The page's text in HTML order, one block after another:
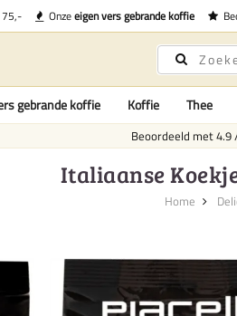
75,- Onzeeigen vers gebrande koffie
gebrande koffie Koffie Thee
Beoordeeld met4.9
Italiaanse
Home